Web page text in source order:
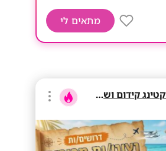
מתאים לי
טופ מרקטינג קידום ושיווק בע"מ